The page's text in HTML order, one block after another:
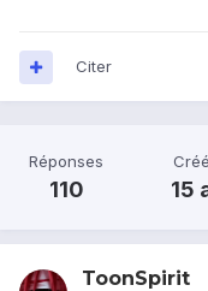
Citer
Réponses
110
Créé
15
ToonSpirit